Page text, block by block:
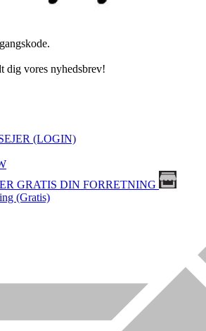
dig vores nyhedsbrev!
(LOGIN)
GRATIS DIN FORRETNING
(Gratis)